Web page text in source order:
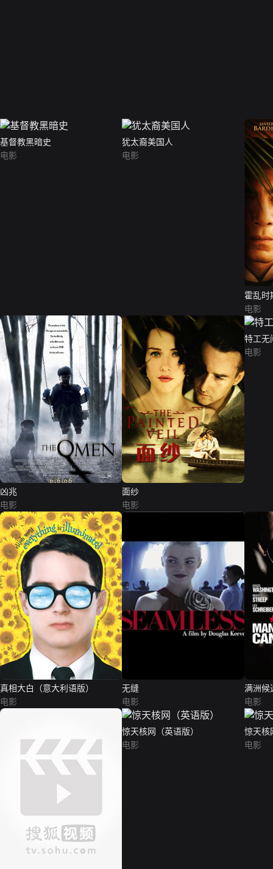
基督教黑暗史
电影
犹太裔美国人
电影
霍乱时
电影
凶兆
电影
面纱
电影
特工无
电影
真相大白（意大利语版）
电影
无缝
电影
满洲候
电影
惊天核网（英语版）
电影
惊天核
电影